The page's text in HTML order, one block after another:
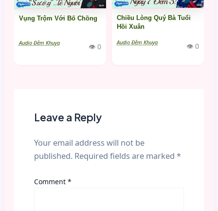
Vụng Trộm Với Bố Chồng
Audio Đêm Khuya 👁 0
Chiều Lòng Quý Bà Tuổi
Hồi Xuân
Audio Đêm Khuya 👁 0
Leave a Reply
Your email address will not be
published. Required fields are marked *
Comment *